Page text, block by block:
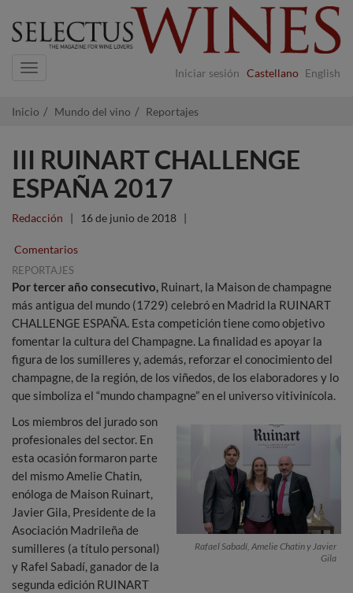
Iniciar sesión Castellano English
Navigation
Inicio Mundo del vino Reportajes
III RUINART CHALLENGE
ESPAÑA 2017
Redacción | 16 de junio de 2018 |
Comentarios
REPORTAJES
Por tercer año consecutivo, Ruinart, la Maison de champagne
más antigua del mundo (1729) celebró en Madrid la RUINART
CHALLENGE ESPAÑA. Esta competición tiene como objetivo
fomentar la cultura del Champagne. La finalidad es apoyar la
figura de los sumilleres y, además, reforzar el conocimiento del
champagne, de la región, de los viñedos, de los elaboradores y lo
que simboliza el “mundo champagne” en el universo vitivinícola.
Rafael Sabadí, Amelie Chatin y Javier
Gila
Los miembros del jurado son
profesionales del sector. En
esta ocasión formaron parte
del mismo Amelie Chatin,
enóloga de Maison Ruinart,
Javier Gila, Presidente de la
Asociación Madrileña de
sumilleres (a título personal)
y Rafel Sabadí, ganador de la
segunda edición RUINART